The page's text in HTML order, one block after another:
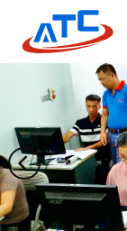
content